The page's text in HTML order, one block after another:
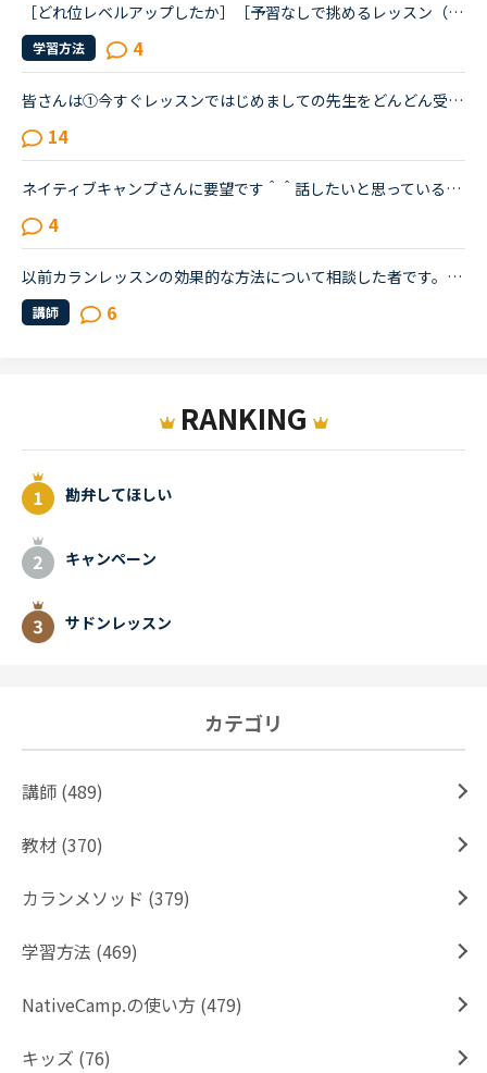
［どれ位レベルアップしたか］［予習なしで挑めるレッスン（初級）］教えて欲しいです。子育て中のため、なかなか時間がとれず、予習なしで挑めるTOEICレッスンばかりになってしまいます。予習なしで挑めるレッス...
学習方法 4
皆さんは①今すぐレッスンではじめましての先生をどんどん受けていくスタイル②今すぐレッスンでお気に入りの先生が青マークになるのを見つけて受けていくスタイル③予約レッスン中心でお気に入りの先生を予約してい...
14
ネイティブキャンプさんに要望です＾＾話したいと思っている「取り込み中」の先生や、「5分以内にレッスン可能」状態の先生が「今すぐレッスン可能」になったら、目立つカラーでの通知がポップアップされるように...
4
以前カランレッスンの効果的な方法について相談した者です。ステージ7まで続けて効果を感じた、という方の話を聞いてもう少し続けてみようかという気持ちです。しかし、実際にはいつも眠くなってしまい、こんなん...
講師 6
RANKING
勘弁してほしい
キャンペーン
サドンレッスン
カテゴリ
講師 (489)
教材 (370)
カランメソッド (379)
学習方法 (469)
NativeCamp.の使い方 (479)
キッズ (76)